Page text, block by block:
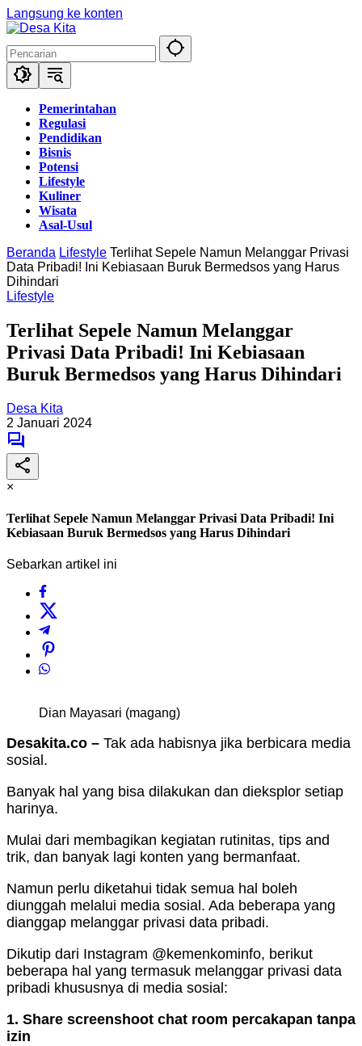
Langsung ke konten
Pemerintahan
Regulasi
Pendidikan
Bisnis
Potensi
Lifestyle
Kuliner
Wisata
Asal-Usul
Beranda Lifestyle Terlihat Sepele Namun Melanggar Privasi
Data Pribadi! Ini Kebiasaan Buruk Bermedsos yang Harus
Dihindari
Lifestyle
Terlihat Sepele Namun Melanggar
Privasi Data Pribadi! Ini Kebiasaan
Buruk Bermedsos yang Harus Dihindari
Desa Kita
2 Januari 2024
×
Terlihat Sepele Namun Melanggar Privasi Data Pribadi! Ini
Kebiasaan Buruk Bermedsos yang Harus Dihindari
Sebarkan artikel ini
Dian Mayasari (magang)
Desakita.co – Tak ada habisnya jika berbicara media
sosial.
Banyak hal yang bisa dilakukan dan dieksplor setiap
harinya.
Mulai dari membagikan kegiatan rutinitas, tips and
trik, dan banyak lagi konten yang bermanfaat.
Namun perlu diketahui tidak semua hal boleh
diunggah melalui media sosial. Ada beberapa yang
dianggap melanggar privasi data pribadi.
Dikutip dari Instagram @kemenkominfo, berikut
beberapa hal yang termasuk melanggar privasi data
pribadi khususnya di media sosial:
1. Share screenshoot chat room percakapan tanpa
izin